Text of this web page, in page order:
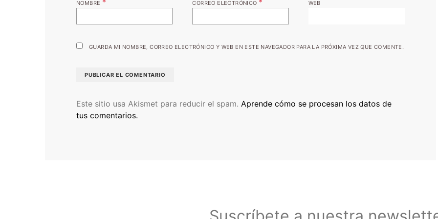
NOMBRE * CORREO ELECTRÓNICO * WEB
GUARDA MI NOMBRE, CORREO ELECTRÓNICO Y WEB EN ESTE NAVEGADOR PARA LA PRÓXIMA VEZ QUE COMENTE.
Este sitio usa Akismet para reducir el spam. Aprende cómo se procesan los datos de
tus comentarios.